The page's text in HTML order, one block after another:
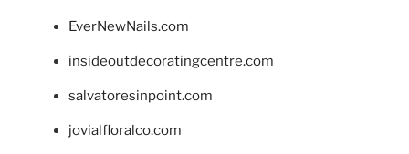
EverNewNails.com
insideoutdecoratingcentre.com
salvatoresinpoint.com
jovialfloralco.com